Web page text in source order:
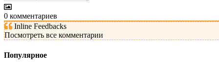
0 комментариев
Inline Feedbacks
Посмотреть все комментарии
Популярное